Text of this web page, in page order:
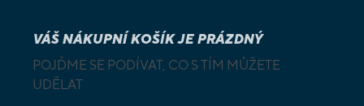
VÁŠ NÁKUPNÍ KOŠÍK JE PRÁZDNÝ
POJĎME SE PODÍVAT, CO S TÍM MŮŽETE
UDĚLAT